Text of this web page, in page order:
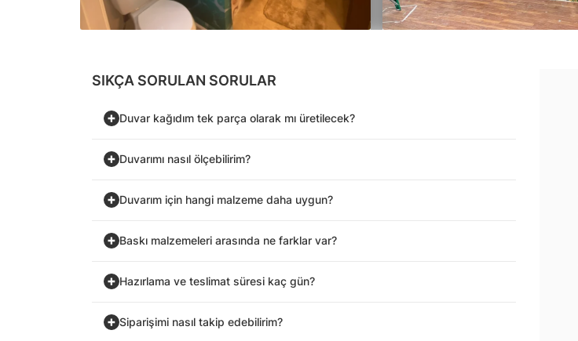
SIKÇA SORULAN SORULAR
Duvar kağıdım tek parça olarak mı üretilecek?
Duvarımı nasıl ölçebilirim?
Duvarım için hangi malzeme daha uygun?
Baskı malzemeleri arasında ne farklar var?
Hazırlama ve teslimat süresi kaç gün?
Siparişimi nasıl takip edebilirim?